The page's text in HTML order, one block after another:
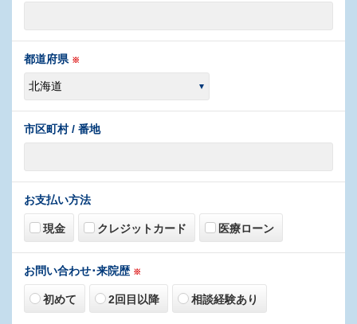
都道府県 ※
市区町村 / 番地
お支払い方法
現金 クレジットカード 医療ローン
お問い合わせ･来院歴 ※
初めて 2回目以降 相談経験あり